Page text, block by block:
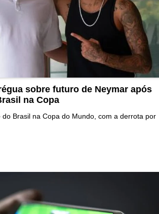
sobre futuro de Neymar após
na Copa
do Brasil na Copa do Mundo, com a derrota por